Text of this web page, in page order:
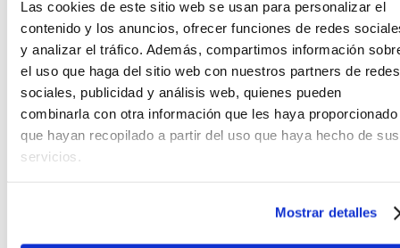
Las cookies de este sitio web se usan para personalizar el
contenido y los anuncios, ofrecer funciones de redes
y analizar el tráfico. Además, compartimos información
el uso que haga del sitio web con nuestros partners de redes
sociales, publicidad y análisis web, quienes pueden
combinarla con otra información que les haya proporcionado
que hayan recopilado a partir del uso que haya hecho de sus
servicios.
Mostrar detalles
agua y una suela inferior de neopreno, mientras
que la bolsa acolchada para baquetas incluye un
generoso bolsillo frontal con cremallera y bolsillos
interiores adicionales para guardar la llave del
tambor, tapones para los oídos, y otros accesorios.
La funcionalidad se une al estilo: este es el bolso
perfecto para el joven percusionista en
movimiento.
desmontable de tamaño completo en la parte